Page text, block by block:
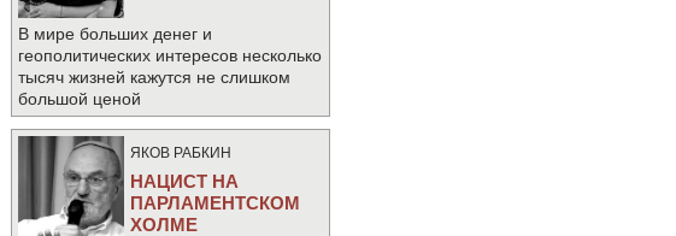
В мире больших денег и
геополитических интересов несколько
тысяч жизней кажутся не слишком
большой ценой
ЯКОВ РАБКИН
НАЦИСТ НА
ПАРЛАМЕНТСКОМ
ХОЛМЕ